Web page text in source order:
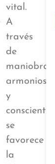
vital.
A
través
de
maniobras
armoniosas
y
conscientes,
se
favorece
la